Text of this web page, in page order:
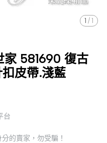
1 / 1
家 581690 復古
皮帶.淺藍
台
的賣家，勿受騙！